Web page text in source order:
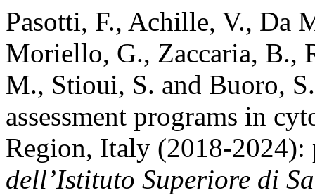
Pasotti, F., Achille, V., Da
Moriello, G., Zaccaria, B.,
M., Stioui, S. and Buoro,
assessment programs in
Region, Italy (2018-2024):
dell’Istituto Superiore di